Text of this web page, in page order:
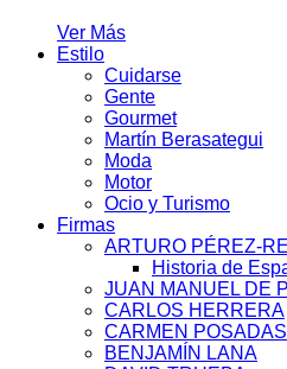
Ver Más
Estilo
Cuidarse
Gente
Gourmet
Martín Berasategui
Moda
Motor
Ocio y Turismo
Firmas
ARTURO PÉREZ-
Historia de
JUAN MANUEL DE
CARLOS HERRERA
CARMEN POSADAS
BENJAMÍN LANA